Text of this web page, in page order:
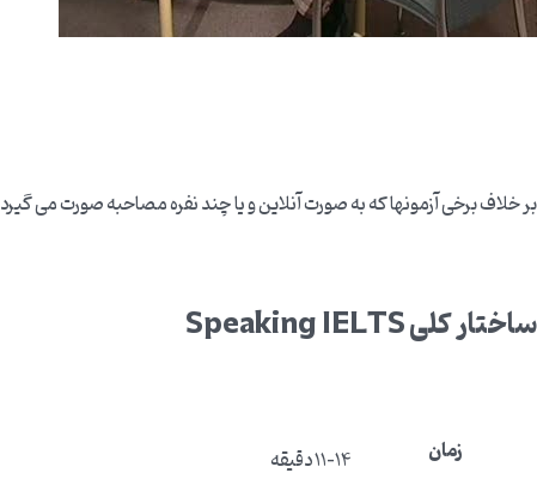
بر خلاف برخی آزمونها که به صورت آنلاین و یا چند نفره مصاحبه صورت می گیرد Speaking IELTS یک ممتحن دارد و تنها یک داوطلب آیلتس برای امتحان حضور دارد.
ساختار کلیSpeaking IELTS
زمان
11-14 دقیقه